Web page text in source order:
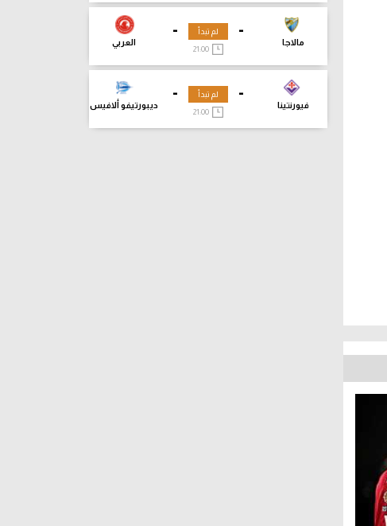
-
مالاجا
-
العربي
لم تبدأ
-
فيورنتينا
-
ديبورتيفو ألافيس
لم تبدأ